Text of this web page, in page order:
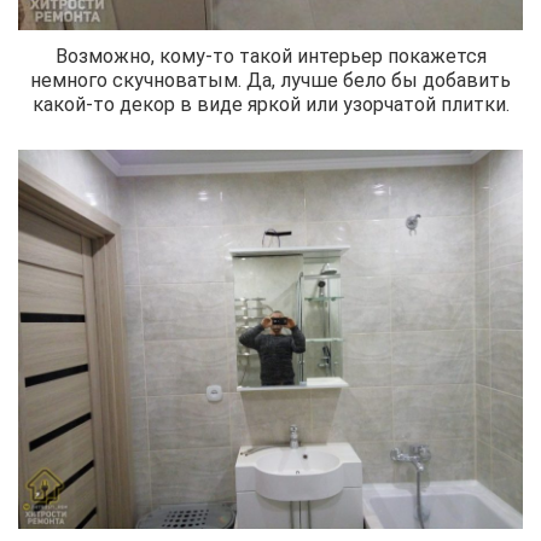
Возможно, кому-то такой интерьер покажется
немного скучноватым. Да, лучше бело бы добавить
какой-то декор в виде яркой или узорчатой плитки.